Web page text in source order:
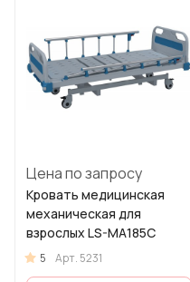
Цена по запросу
Кровать медицинская
механическая для
взрослых LS-MA185C
5 Арт. 5231